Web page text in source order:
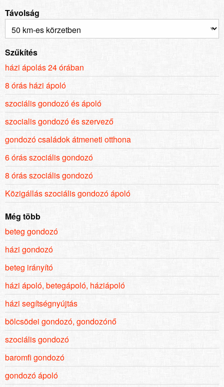
Távolság
Szűkítés
házi ápolás 24 órában
8 órás házi ápoló
szociális gondozó és ápoló
szocialis gondozó és szervező
gondozó családok átmeneti otthona
6 órás szociális gondozó
8 órás szociális gondozó
Közigállás szociális gondozó ápoló
Még több
beteg gondozó
házi gondozó
beteg irányító
házi ápoló, betegápoló, háziápoló
házi segítségnyújtás
bölcsödei gondozó, gondozónő
szociális gondozó
baromfi gondozó
gondozó ápoló